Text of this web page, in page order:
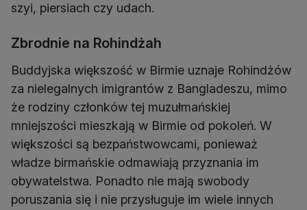
szyi, piersiach czy udach.
Zbrodnie na Rohindżah
Buddyjska większość w Birmie uznaje Rohindżów
za nielegalnych imigrantów z Bangladeszu, mimo
że rodziny członków tej muzułmańskiej
mniejszości mieszkają w Birmie od pokoleń. W
większości są bezpaństwowcami, ponieważ
władze birmańskie odmawiają przyznania im
obywatelstwa. Ponadto nie mają swobody
poruszania się i nie przysługuje im wiele innych